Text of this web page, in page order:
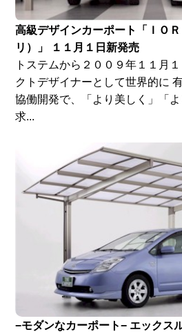
高級デザインカーポート「ＩＯ
リ）」 １１月１日新発売
トステムから２００９年１１月
クトデザイナーとして世界的に
協働開発で、「より美しく」「
求...
−モダンなカーポート− エックス